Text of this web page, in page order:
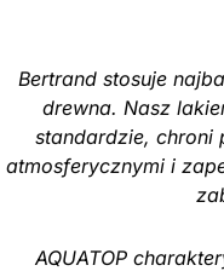
Bertrand stosuje
drewna. Nasz
standardzie, chroni
atmosferycznymi i
AQUATOP